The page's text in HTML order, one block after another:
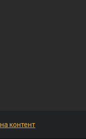
контент